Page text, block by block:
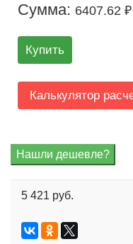
Сумма: 6407.62 ₽
Купить
Калькулятор
5 421 руб.